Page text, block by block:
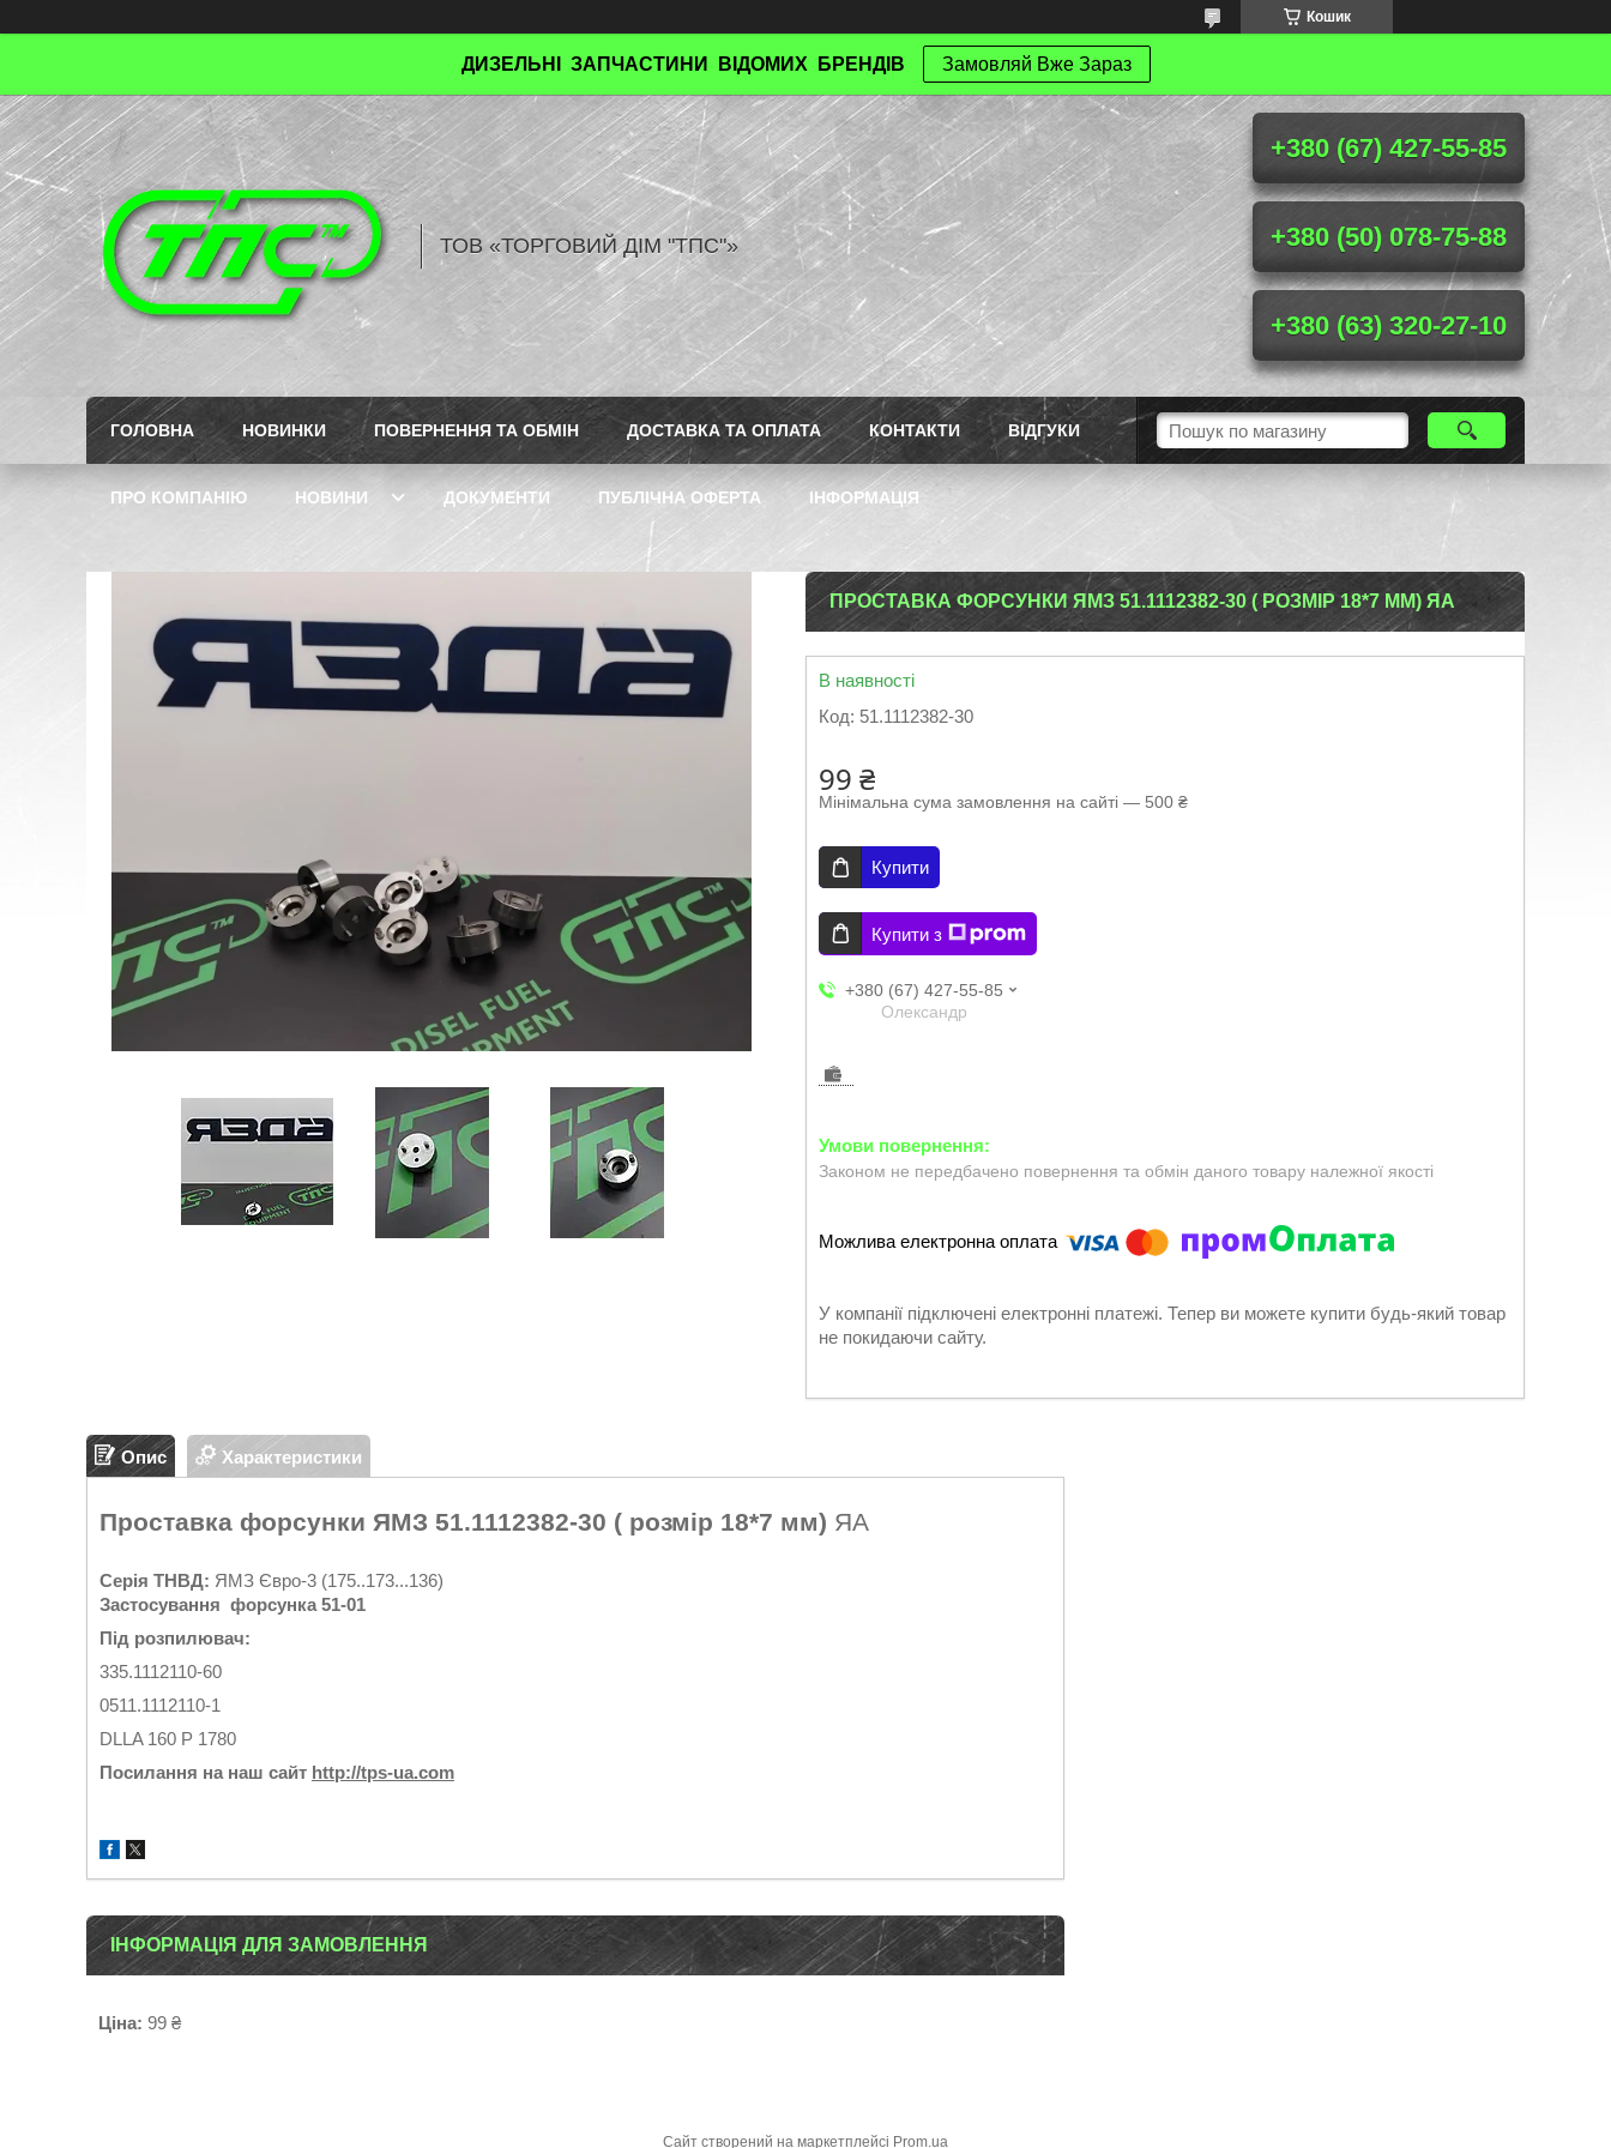
Кошик
ДИЗЕЛЬНІ ЗАПЧАСТИНИ ВІДОМИХ БРЕНДІВ Замовляй Вже Зараз
ТОВ «ТОРГОВИЙ ДІМ "ТПС"»
+380 (67) 427-55-85
+380 (50) 078-75-88
+380 (63) 320-27-10
ГОЛОВНА НОВИНКИ ПОВЕРНЕННЯ ТА ОБМІН ДОСТАВКА ТА ОПЛАТА КОНТАКТИ ВІДГУКИ
ПРО КОМПАНІЮ НОВИНИ ДОКУМЕНТИ ПУБЛІЧНА ОФЕРТА ІНФОРМАЦІЯ
ПРОСТАВКА ФОРСУНКИ ЯМЗ 51.1112382-30 ( РОЗМІР 18*7 ММ) ЯА
В наявності
Код: 51.1112382-30
99 ₴
Мінімальна сума замовлення на сайті — 500 ₴
Купити
Купити з
+380 (67) 427-55-85
Олександр
Законом не передбачено повернення та обмін даного товару належної якості
У компанії підключені електронні платежі. Тепер ви можете купити будь-який товар
не покидаючи сайту.
Опис Характеристики
Проставка форсунки ЯМЗ 51.1112382-30 ( розмір 18*7 мм) ЯА
Серія ТНВД: ЯМЗ Євро-3 (175..173...136)
Застосування форсунка 51-01
Під розпилювач:
335.1112110-60
0511.1112110-1
DLLA 160 P 1780
Посилання на наш сайт http://tps-ua.com
ІНФОРМАЦІЯ ДЛЯ ЗАМОВЛЕННЯ
Ціна: 99 ₴
Сайт створений на маркетплейсі Prom.ua